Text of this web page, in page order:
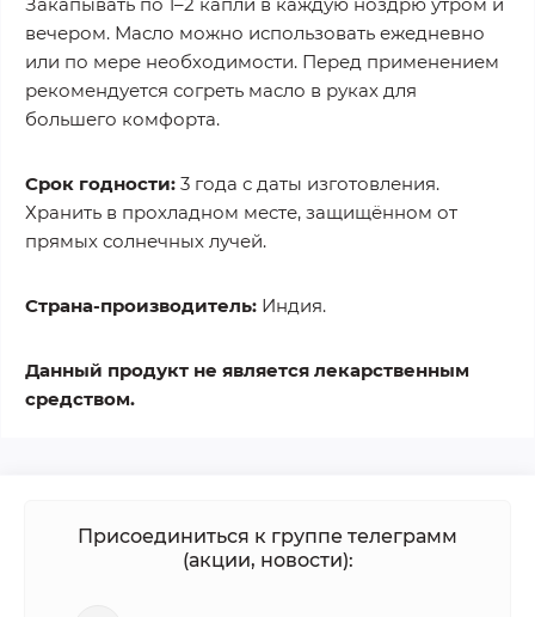
вечером. Масло можно использовать ежедневно
или по мере необходимости. Перед применением
рекомендуется согреть масло в руках для
большего комфорта.
Срок годности: 3 года с даты изготовления.
Хранить в прохладном месте, защищённом от
прямых солнечных лучей.
Страна-производитель: Индия.
Данный продукт не является лекарственным
средством.
Присоединиться к группе телеграмм
(акции, новости):